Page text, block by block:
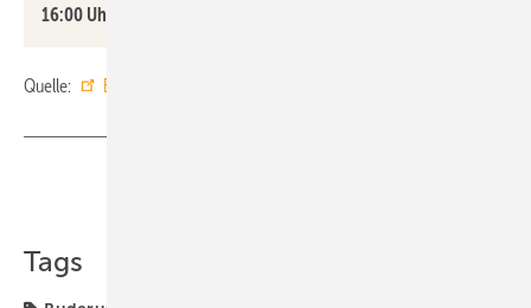
16:00 Uhr Ende der Veranstaltung
Quelle: Buderus
Tags